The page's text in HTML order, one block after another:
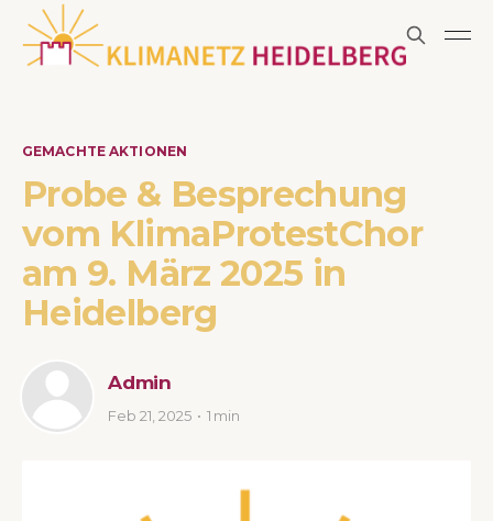
GEMACHTE AKTIONEN
Probe & Besprechung
vom KlimaProtestChor
am 9. März 2025 in
Heidelberg
Admin
Feb 21, 2025 1 min